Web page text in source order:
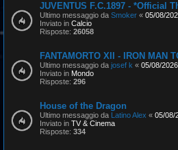
JUVENTUS F.C.1897 - *Official
Ultimo messaggio da Smoker « 05/08/
Inviato in Calcio
Risposte: 26058
FANTAMORTO XII - IRON MAN
Ultimo messaggio da josef k « 05/08/
Inviato in Mondo
Risposte: 296
House of the Dragon
Ultimo messaggio da Latino Alex « 05/08/
Inviato in TV & Cinema
Risposte: 334